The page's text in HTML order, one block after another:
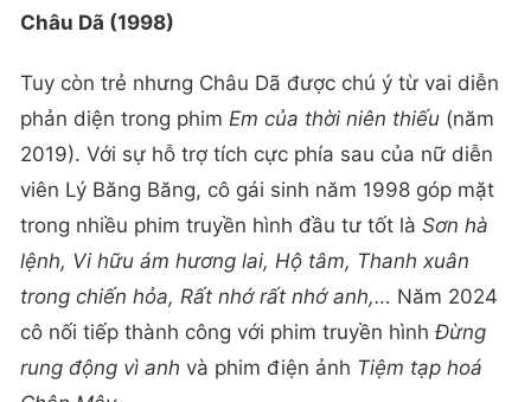
Châu Dã (1998)
Tuy còn trẻ nhưng Châu Dã được chú ý từ vai diễn
phản diện trong phim Em của thời niên thiếu (năm
2019). Với sự hỗ trợ tích cực phía sau của nữ diễn
viên Lý Băng Băng, cô gái sinh năm 1998 góp mặt
trong nhiều phim truyền hình đầu tư tốt là Sơn hà
lệnh, Vi hữu ám hương lai, Hộ tâm, Thanh xuân
trong chiến hỏa, Rất nhớ rất nhớ anh,… Năm 2024
cô nối tiếp thành công với phim truyền hình Đừng
rung động vì anh và phim điện ảnh Tiệm tạp hoá